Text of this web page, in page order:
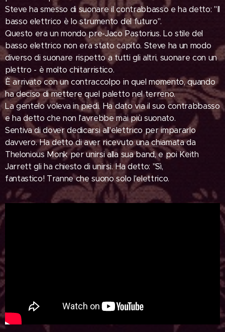
Steve ha smesso di suonare il contrabbasso e ha detto: "Il
basso elettrico è lo strumento del futuro".
Questo era un mondo pre-Jaco Pastorius. Lo stile del
basso elettrico non era stato capito. Steve ha un modo
diverso di suonare rispetto a tutti gli altri, suonare con un
plettro - è molto chitarristico.
È arrivato con un contraccolpo in quel momento, quando
ha deciso di mettere quel paletto nel terreno.
La gentelo voleva in piedi. Ha dato via il suo contrabbasso
e ha detto che non l'avrebbe mai più suonato.
Sentiva di dover dedicarsi all'elettrico per impararlo
davvero. Ha detto di aver ricevuto una chiamata da
Thelonious Monk per unirsi alla sua band, e poi Keith
Jarrett gli ha chiesto di unirsi. Ha detto: "Sì,
fantastico! Tranne che suono solo l'elettrico.